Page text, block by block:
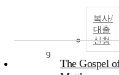
복사/
대출
신청
9
The Gospel